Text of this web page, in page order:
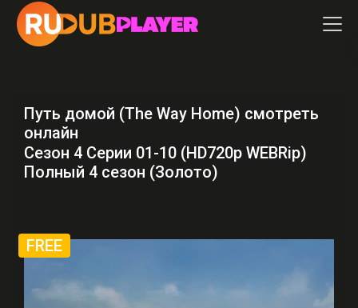
Путь домой (The Way Home) смотреть
онлайн
Сезон 4 Серии 01-10 (HD720p WEBRip)
Полный 4 сезон (Золото)
FREE